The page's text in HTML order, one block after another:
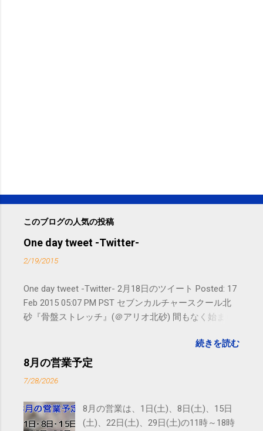
このブログの人気の投稿
One day tweet -Twitter-
2/19/2015
One day tweet -Twitter- 2月18日のツイート Posted: 17
Feb 2015 05:07 PM PST セブンカルチャースクール北
砂『骨盤ストレッチ』(＠アリオ北砂) 間もなく始まり
subscribed to email updates from サクマフィジカルコ
ンディショニング(@SPCstyle) - Twilog To stop
Email delivery powered by Google Google Inc., 1600
Amphitheatre Parkway, Mountain View, CA 94043,
United States
続きを読む
8月の営業予定
7/28/2026
8月の営業は、1日(土)、8日(土)、15日
(土)、22日(土)、29日(土)の11時～18時